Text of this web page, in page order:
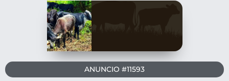
ANUNCIO #11593